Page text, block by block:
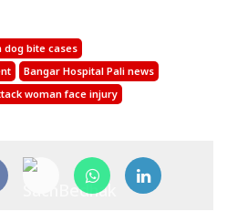
dog bite cases
Bangar Hospital Pali news
woman face injury